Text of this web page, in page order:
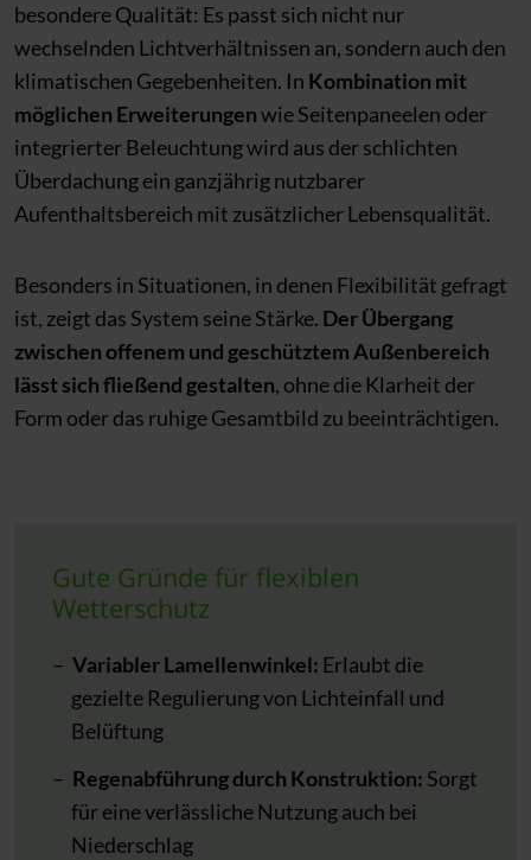
besondere Qualität: Es passt sich nicht nur
wechselnden Lichtverhältnissen an, sondern auch den
klimatischen Gegebenheiten. In Kombination mit
möglichen Erweiterungenwie Seitenpaneelen oder
integrierter Beleuchtung wird aus der schlichten
Überdachung ein ganzjährig nutzbarer
Aufenthaltsbereich mit zusätzlicher Lebensqualität.
Besonders in Situationen, in denen Flexibilität gefragt
ist, zeigt das System seine Stärke. Der Übergang
zwischen offenem und geschütztem Außenbereich
lässt sich fließend gestalten, ohne die Klarheit der
Form oder das ruhige Gesamtbild zu beeinträchtigen.
Gute Gründe für flexiblen
Wetterschutz
Variabler Lamellenwinkel: Erlaubt die
gezielte Regulierung von Lichteinfall und
Belüftung
Regenabführung durch Konstruktion: Sorgt
für eine verlässliche Nutzung auch bei
Niederschlag